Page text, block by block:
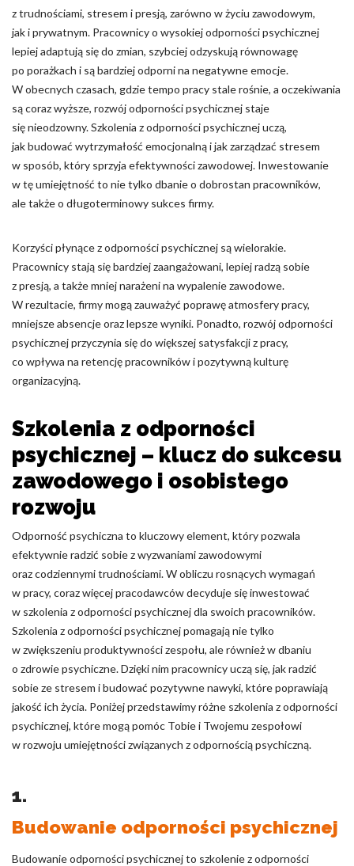
z trudnościami, stresem i presją, zarówno w życiu zawodowym,
jak i prywatnym. Pracownicy o wysokiej odporności psychicznej
lepiej adaptują się do zmian, szybciej odzyskują równowagę
po porażkach i są bardziej odporni na negatywne emocje.
W obecnych czasach, gdzie tempo pracy stale rośnie, a oczekiwania
są coraz wyższe, rozwój odporności psychicznej staje
się nieodzowny. Szkolenia z odporności psychicznej uczą,
jak budować wytrzymałość emocjonalną i jak zarządzać stresem
w sposób, który sprzyja efektywności zawodowej. Inwestowanie
w tę umiejętność to nie tylko dbanie o dobrostan pracowników,
ale także o długoterminowy sukces firmy.
Korzyści płynące z odporności psychicznej są wielorakie.
Pracownicy stają się bardziej zaangażowani, lepiej radzą sobie
z presją, a także mniej narażeni na wypalenie zawodowe.
W rezultacie, firmy mogą zauważyć poprawę atmosfery pracy,
mniejsze absencje oraz lepsze wyniki. Ponadto, rozwój odporności
psychicznej przyczynia się do większej satysfakcji z pracy,
co wpływa na retencję pracowników i pozytywną kulturę
organizacyjną.
Szkolenia z odporności
psychicznej – klucz do sukcesu
zawodowego i osobistego
rozwoju
Odporność psychiczna to kluczowy element, który pozwala
efektywnie radzić sobie z wyzwaniami zawodowymi
oraz codziennymi trudnościami. W obliczu rosnących wymagań
w pracy, coraz więcej pracodawców decyduje się inwestować
w szkolenia z odporności psychicznej dla swoich pracowników.
Szkolenia z odporności psychicznej pomagają nie tylko
w zwiększeniu produktywności zespołu, ale również w dbaniu
o zdrowie psychiczne. Dzięki nim pracownicy uczą się, jak radzić
sobie ze stresem i budować pozytywne nawyki, które poprawiają
jakość ich życia. Poniżej przedstawimy różne szkolenia z odporności
psychicznej, które mogą pomóc Tobie i Twojemu zespołowi
w rozwoju umiejętności związanych z odpornością psychiczną.
1.
Budowanie odporności psychicznej
Budowanie odporności psychicznej to szkolenie z odporności
Zapisz moje preferencje
Akceptuj wszystko